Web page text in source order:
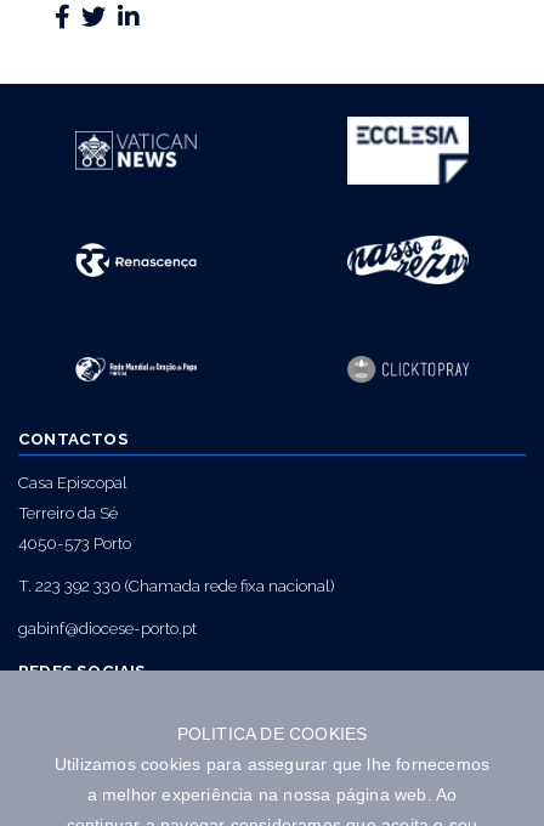
POLITICA DE COOKIES
Utilizamos cookies para assegurar que lhe fornecemos
a melhor experiência na nossa página web. Ao
CONTACTOS
Casa Episcopal
Terreiro da Sé
4050-573 Porto
T. 223 392 330 (Chamada rede fixa nacional)
gabinf@diocese-porto.pt
REDES SOCIAIS
NEWSLETTER